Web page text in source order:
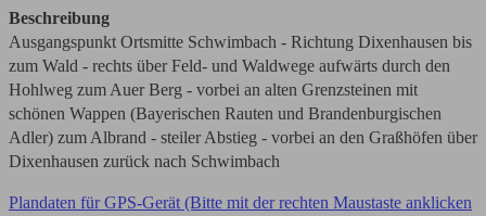
Beschreibung
Ausgangspunkt Ortsmitte Schwimbach - Richtung Dixenhausen bis
zum Wald - rechts über Feld- und Waldwege aufwärts durch den
Hohlweg zum Auer Berg - vorbei an alten Grenzsteinen mit
schönen Wappen (Bayerischen Rauten und Brandenburgischen
Adler) zum Albrand - steiler Abstieg - vorbei an den Graßhöfen über
Dixenhausen zurück nach Schwimbach
Plandaten für GPS-Gerät (Bitte mit der rechten Maustaste anklicken